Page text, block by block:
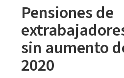
Pensiones de
sin aumento
2020